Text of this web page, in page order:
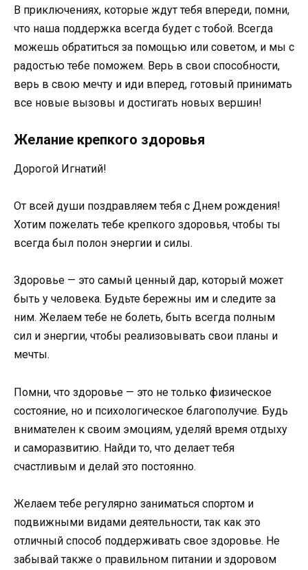
В приключениях, которые ждут тебя впереди, помни,
что наша поддержка всегда будет с тобой. Всегда
можешь обратиться за помощью или советом, и мы с
радостью тебе поможем. Верь в свои способности,
верь в свою мечту и иди вперед, готовый принимать
все новые вызовы и достигать новых вершин!
Желание крепкого здоровья
Дорогой Игнатий!
От всей души поздравляем тебя с Днем рождения!
Хотим пожелать тебе крепкого здоровья, чтобы ты
всегда был полон энергии и силы.
Здоровье — это самый ценный дар, который может
быть у человека. Будьте бережны им и следите за
ним. Желаем тебе не болеть, быть всегда полным
сил и энергии, чтобы реализовывать свои планы и
мечты.
Помни, что здоровье — это не только физическое
состояние, но и психологическое благополучие. Будь
внимателен к своим эмоциям, уделяй время отдыху
и саморазвитию. Найди то, что делает тебя
счастливым и делай это постоянно.
Желаем тебе регулярно заниматься спортом и
подвижными видами деятельности, так как это
отличный способ поддерживать свое здоровье. Не
забывай также о правильном питании и здоровом